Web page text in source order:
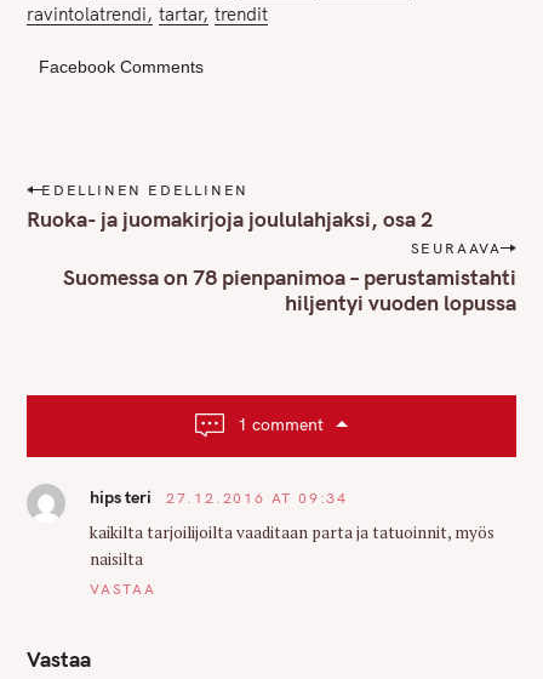
ravintolatrendi tartar trendit
Facebook Comments
P
o
i
i
EDELLINEN EDELLINEN
Ruoka- ja juomakirjoja joululahjaksi, osa 2
SEURAAVA
Suomessa on 78 pienpanimoa – perustamistahti
hiljentyi vuoden lopussa
1 comment
hips teri 27.12.2016 AT 09:34
kaikilta tarjoilijoilta vaaditaan parta ja tatuoinnit, myös
naisilta
VASTAA
Vastaa